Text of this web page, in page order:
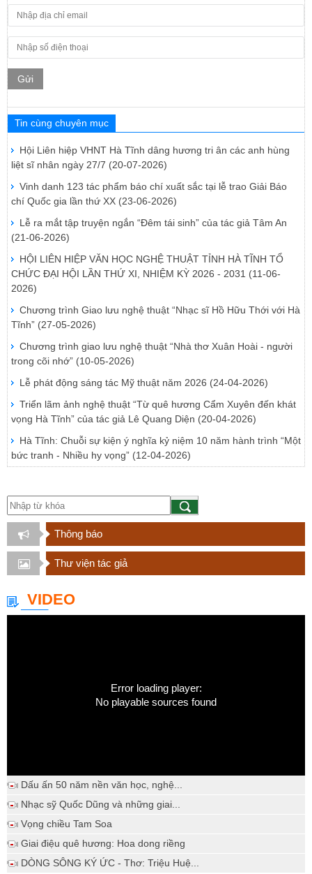
Gửi
Tin cùng chuyên mục
Hội Liên hiệp VHNT Hà Tĩnh dâng hương tri ân các anh hùng
liệt sĩ nhân ngày 27/7 (20-07-2026)
Vinh danh 123 tác phẩm báo chí xuất sắc tại lễ trao Giải Báo
chí Quốc gia lần thứ XX (23-06-2026)
Lễ ra mắt tập truyện ngắn “Đêm tái sinh” của tác giả Tâm An
(21-06-2026)
HỘI LIÊN HIỆP VĂN HỌC NGHỆ THUẬT TỈNH HÀ TĨNH TỔ
CHỨC ĐẠI HỘI LẦN THỨ XI, NHIỆM KỲ 2026 - 2031 (11-06-
2026)
Chương trình Giao lưu nghệ thuật “Nhạc sĩ Hồ Hữu Thới với Hà
Tĩnh” (27-05-2026)
Chương trình giao lưu nghệ thuật “Nhà thơ Xuân Hoài - người
trong cõi nhớ” (10-05-2026)
Lễ phát động sáng tác Mỹ thuật năm 2026 (24-04-2026)
Triển lãm ảnh nghệ thuật “Từ quê hương Cẩm Xuyên đến khát
vọng Hà Tĩnh” của tác giả Lê Quang Diện (20-04-2026)
Hà Tĩnh: Chuỗi sự kiện ý nghĩa kỷ niệm 10 năm hành trình “Một
bức tranh - Nhiều hy vọng” (12-04-2026)
Thông báo
Thư viện tác giả
VIDEO
Error loading player:
No playable sources found
Dấu ấn 50 năm nền văn học, nghệ...
Nhạc sỹ Quốc Dũng và những giai...
Vọng chiều Tam Soa
Giai điệu quê hương: Hoa dong riềng
DÒNG SÔNG KÝ ỨC - Thơ: Triệu Huệ...